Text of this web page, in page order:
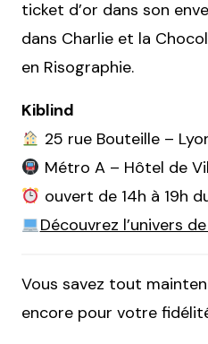
ticket d’or dans son
dans Charlie et la
en Risographie.
Kiblind
25 rue Bouteille –
Métro A – Hôtel de
ouvert de 14h à 19h
Découvrez l’univers
Vous savez tout
encore pour votre